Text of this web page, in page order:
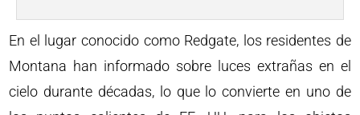
En el lugar conocido como Redgate, los residentes de
Montana han informado sobre luces extrañas en el
cielo durante décadas, lo que lo convierte en uno de